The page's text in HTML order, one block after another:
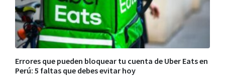
Errores que pueden bloquear tu cuenta de Uber Eats en
Perú: 5 faltas que debes evitar hoy